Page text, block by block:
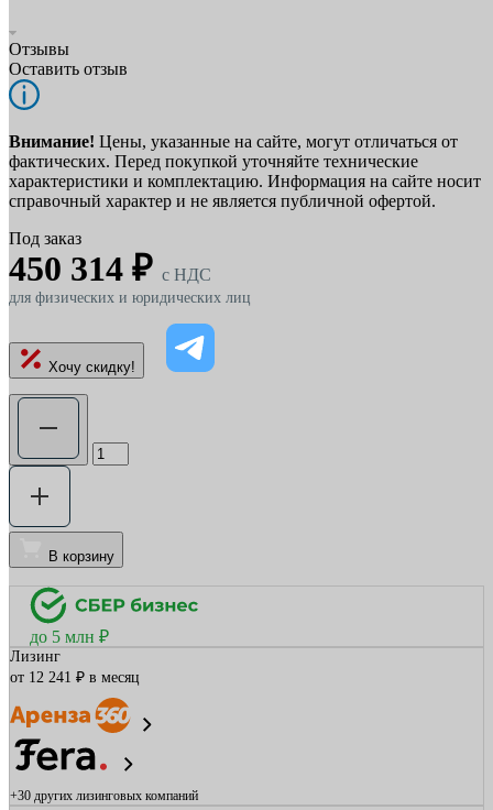
Отзывы
Оставить отзыв
Внимание! Цены, указанные на сайте, могут отличаться от
фактических. Перед покупкой уточняйте технические
характеристики и комплектацию. Информация на сайте носит
справочный характер и не является публичной офертой.
Под заказ
450 314 ₽ c НДС
для физических и юридических лиц
Хочу скидку!
В корзину
до 5 млн ₽
Лизинг
от 12 241 ₽ в месяц
+30 других лизинговых компаний